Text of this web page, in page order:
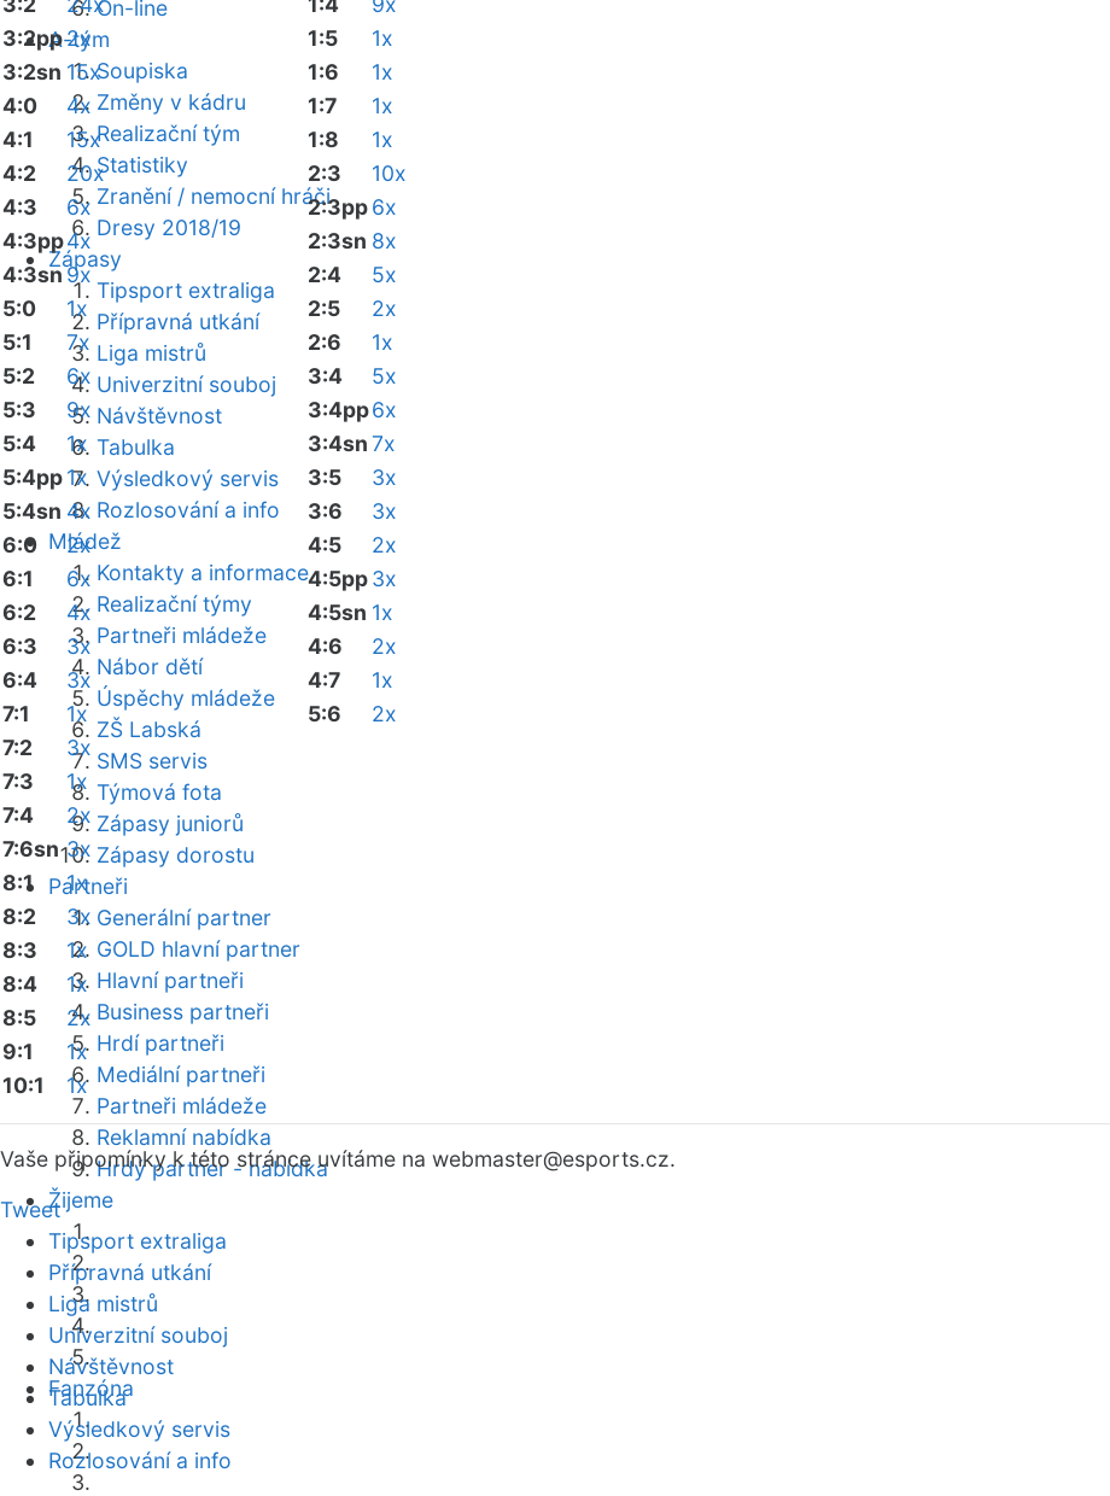
On-line
A-tým
Soupiska
Změny v kádru
Realizační tým
Statistiky
Zranění / nemocní hráči
Dresy 2018/19
Zápasy
Tipsport extraliga
Přípravná utkání
Liga mistrů
Univerzitní souboj
Návštěvnost
Tabulka
Výsledkový servis
Rozlosování a info
Mládež
Kontakty a informace
Realizační týmy
Partneři mládeže
Nábor dětí
Úspěchy mládeže
ZŠ Labská
SMS servis
Týmová fota
Zápasy juniorů
Zápasy dorostu
Partneři
Generální partner
GOLD hlavní partner
Hlavní partneři
Business partneři
Hrdí partneři
Mediální partneři
Partneři mládeže
Reklamní nabídka
Hrdý partner - nabídka
Žijeme
Fanzóna
3:2pp2x
3:2sn 15x
4:0
4x
4:1
15x
4:2
20x
4:3
6x
4:3pp4x
4:3sn9x
5:0
1x
5:1
7x
5:2
6x
5:3
9x
5:4
1x
5:4pp1x
5:4sn 4x
6:0
2x
6:1
6x
6:2
4x
6:3
3x
6:4
3x
7:1
1x
7:2
3x
7:3
1x
7:4
2x
7:6sn 3x
8:1
1x
8:2
3x
8:3
1x
8:4
1x
8:5
2x
9:1
1x
10:1
1x
1:5
1x
1:6
1x
1:7
1x
1:8
1x
2:3
10x
2:3pp6x
2:3sn 8x
2:4
5x
2:5
2x
2:6
1x
3:4
5x
3:4pp6x
3:4sn7x
3:5
3x
3:6
3x
4:5
2x
4:5pp3x
4:5sn 1x
4:6
2x
4:7
1x
5:6
2x
Vaše připomínky k této stránce uvítáme na webmaster@esports.cz.
Tweet
Tipsport extraliga
Přípravná utkání
Liga mistrů
Univerzitní souboj
Návštěvnost
Tabulka
Výsledkový servis
Rozlosování a info